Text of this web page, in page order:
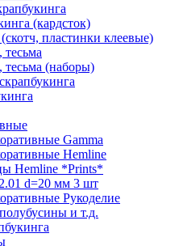
(кардсток)
пластинки клеевые)
тесьма
тесьма (наборы)
Gamma
Hemline
Hemline *Prints*
d=20 мм 3 шт
Рукоделие
и т.д.